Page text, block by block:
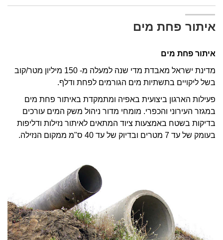
איתור פחת מים
איתור פחת מים
מדינת ישראל מאבדת מדי שנה למעלה מ- 150 מיליון מטר/קוב
בשל ליקויים בתשתיות מים הגורמים לפחת ודלף.
פעילות הארגון ביצועית באפיה ומתמקדת באיתור פחת מים
במגזר העירוני והכפרי. מומחי מדור ניהול משק המים עורכים
בדיקות בשטח באמצעות ציוד המתאים לאיתור נזילות ודליפות
בעומק של עד 7 מטרים ובדיוק של עד 40 ס"מ ממקום הנזילה.